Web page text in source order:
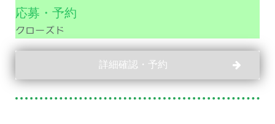
応募・予約
クローズド
詳細確認・予約